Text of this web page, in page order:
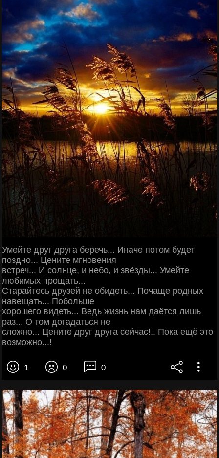
Умейте друг друга беречь... Иначе потом будет
поздно... Цените мгновения
встреч... И солнце, и небо, и звёзды... Умейте
любимых прощать...
Старайтесь друзей не обидеть... Почаще родных
навещать... Побольше
хорошего видеть... Ведь жизнь нам даётся лишь
раз... О том догадаться не
сложно... Цените друг друга сейчас!.. Пока ещё это
возможно...!
1 0 0